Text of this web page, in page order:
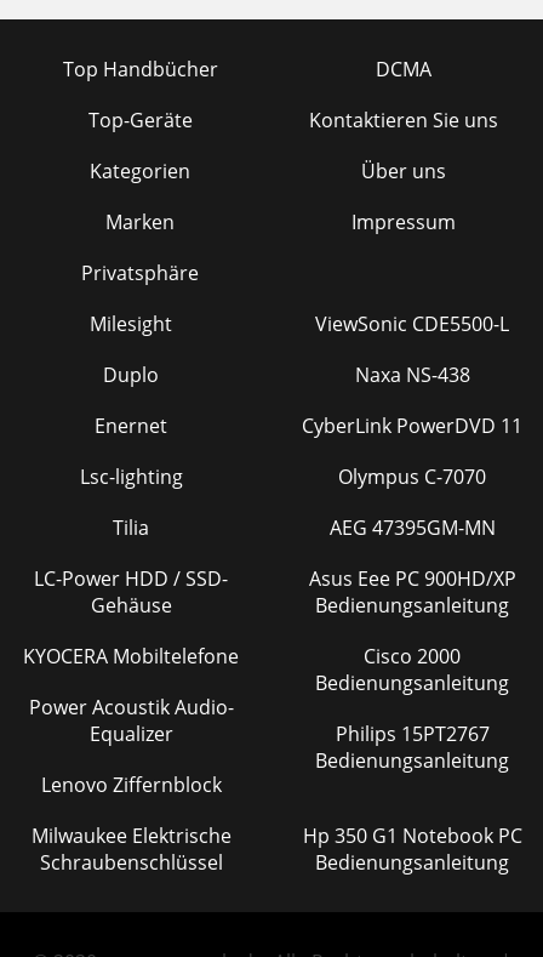
Top Handbücher
Top-Geräte
Kategorien
Marken
Privatsphäre
DCMA
Kontaktieren Sie uns
Über uns
Impressum
Milesight
Duplo
Enernet
Lsc-lighting
Tilia
LC-Power HDD / SSD-
Gehäuse
KYOCERA Mobiltelefone
Power Acoustik Audio-
Equalizer
Lenovo Ziffernblock
Milwaukee Elektrische
Schraubenschlüssel
ViewSonic CDE5500-L
Naxa NS-438
CyberLink PowerDVD 11
Olympus C-7070
AEG 47395GM-MN
Asus Eee PC 900HD/XP
Bedienungsanleitung
Cisco 2000
Bedienungsanleitung
Philips 15PT2767
Bedienungsanleitung
Hp 350 G1 Notebook PC
Bedienungsanleitung